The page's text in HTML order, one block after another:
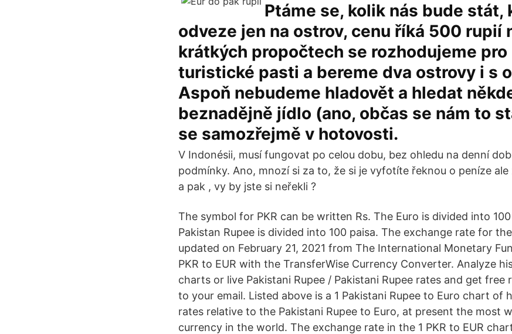
Ptáme se, kolik nás bude stát,
odveze jen na ostrov, cenu říká 500 rupií
krátkých propočtech se rozhodujeme pro
turistické pasti a bereme dva ostrovy i s
Aspoň nebudeme hladovět a hledat
beznadějně jídlo (ano, občas se nám to
se samozřejmě v hotovosti.
V Indonésii, musí fungovat po celou dobu, bez ohledu na denní
podmínky. Ano, mnozí si za to, že si je vyfotíte řeknou o peníze ale
a pak , vy by jste si neřekli ?
The symbol for PKR can be written Rs. The Euro is divided into
Pakistan Rupee is divided into 100 paisa. The exchange rate for
updated on February 21, 2021 from The International Monetary
PKR to EUR with the TransferWise Currency Converter. Analyze
charts or live Pakistani Rupee / Pakistani Rupee rates and get free
to your email. Listed above is a 1 Pakistani Rupee to Euro chart of
rates relative to the Pakistani Rupee to Euro, at present the most
currency in the world. The exchange rate in the 1 PKR to EUR